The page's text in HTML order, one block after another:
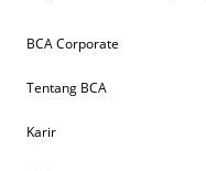
BCA Corporate
Tentang BCA
Karir